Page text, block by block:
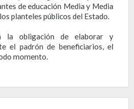
de educación Media y Media
planteles públicos del Estado.
la obligación de elaborar y
el padrón de beneficiarios, el
momento.